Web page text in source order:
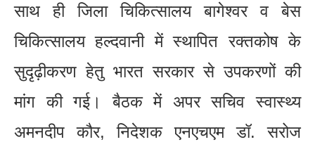
साथ ही जिला चिकित्सालय बागेश्वर व बेस
चिकित्सालय हल्दवानी में स्थापित रक्तकोष के
सुदृढ़ीकरण हेतु भारत सरकार से उपकरणों की
मांग की गई। बैठक में अपर सचिव स्वास्थ्य
अमनदीप कौर, निदेशक एनएचएम डॉ. सरोज